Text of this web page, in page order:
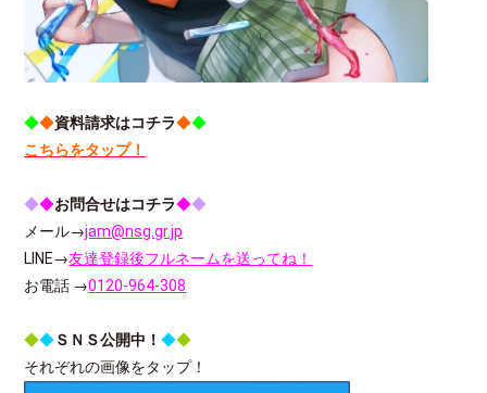
◆◆資料請求はコチラ◆◆
こちらをタップ！
◆◆お問合せはコチラ◆◆
メール→jam@nsg.gr.jp
LINE→友達登録後フルネームを送ってね！
お電話 →0120-964-308
◆◆ＳＮＳ公開中！◆◆
それぞれの画像をタップ！